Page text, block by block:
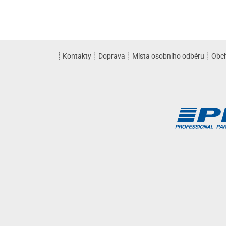
┊ Kontakty ┊ Doprava ┊ Místa osobního odběru ┊